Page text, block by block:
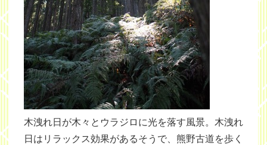
木洩れ日が木々とウラジロに光を落す風景。木洩れ
日はリラックス効果があるそうで、熊野古道を歩く